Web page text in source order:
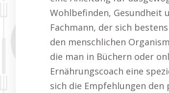
Wohlbefinden, Gesundheit
Fachmann, der sich
den menschlichen
die man in Büchern oder
Ernährungscoach eine
sich die Empfehlungen